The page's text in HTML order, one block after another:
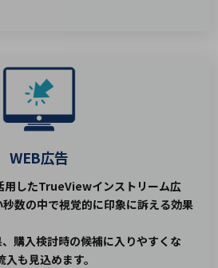
WEB広告
したTrueViewインストリーム広
数の中で視覚的に印象に訴える効果
購入検討時の候補に入りやすくな
も見込めます。